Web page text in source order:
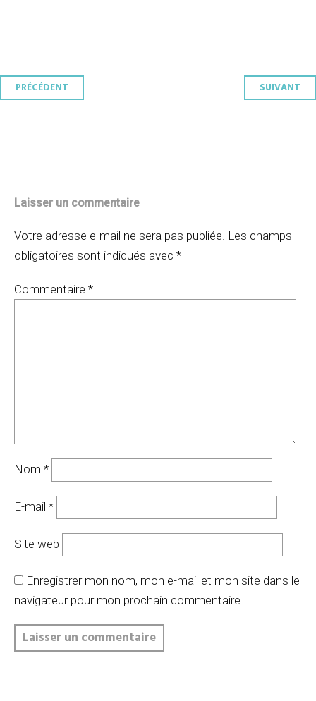
Navigation
PRÉCÉDENT SUIVANT
Laisser un commentaire
Votre adresse e-mail ne sera pas publiée. Les champs
obligatoires sont indiqués avec *
Commentaire *
Nom *
E-mail *
Site web
Enregistrer mon nom, mon e-mail et mon site dans le
navigateur pour mon prochain commentaire.